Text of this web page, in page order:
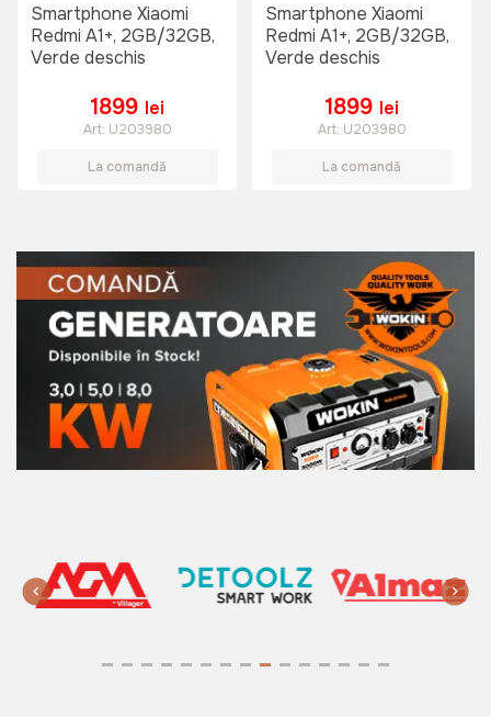
Smartphone Xiaomi
Redmi A1+, 2GB/32GB,
Verde deschis
1899 lei
Art: U203980
La comandă
Smartphone Xiaomi
Redmi A1+, 2GB/32GB,
Verde deschis
1899 lei
Art: U203980
La comandă